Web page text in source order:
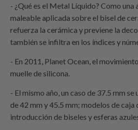
- ¿Qué es el Metal Líquido? Como
maleable aplicada sobre el bisel de
refuerza la cerámica y previene la
también se infiltra en los índices y
- En 2011, Planet Ocean, el
muelle de silicona.
- El mismo año, un caso de 37.5 mm
de 42 mm y 45.5 mm; modelos de caja
introducción de biseles y esferas